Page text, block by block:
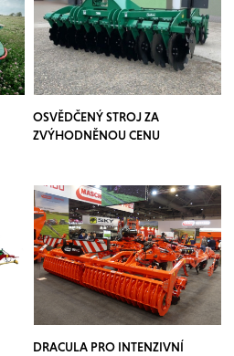
OSVĚDČENÝ STROJ ZA
ZVÝHODNĚNOU CENU
DRACULA PRO INTENZIVNÍ